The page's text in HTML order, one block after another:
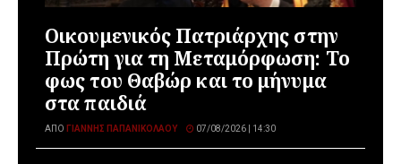
Οικουμενικός Πατριάρχης στην
Πρώτη για τη Μεταμόρφωση: Το
φως του Θαβώρ και το μήνυμα
στα παιδιά
ΑΠΌ ΓΙΆΝΝΗΣ ΠΑΠΑΝΙΚΟΛΆΟΥ 07/08/2026 | 14:30